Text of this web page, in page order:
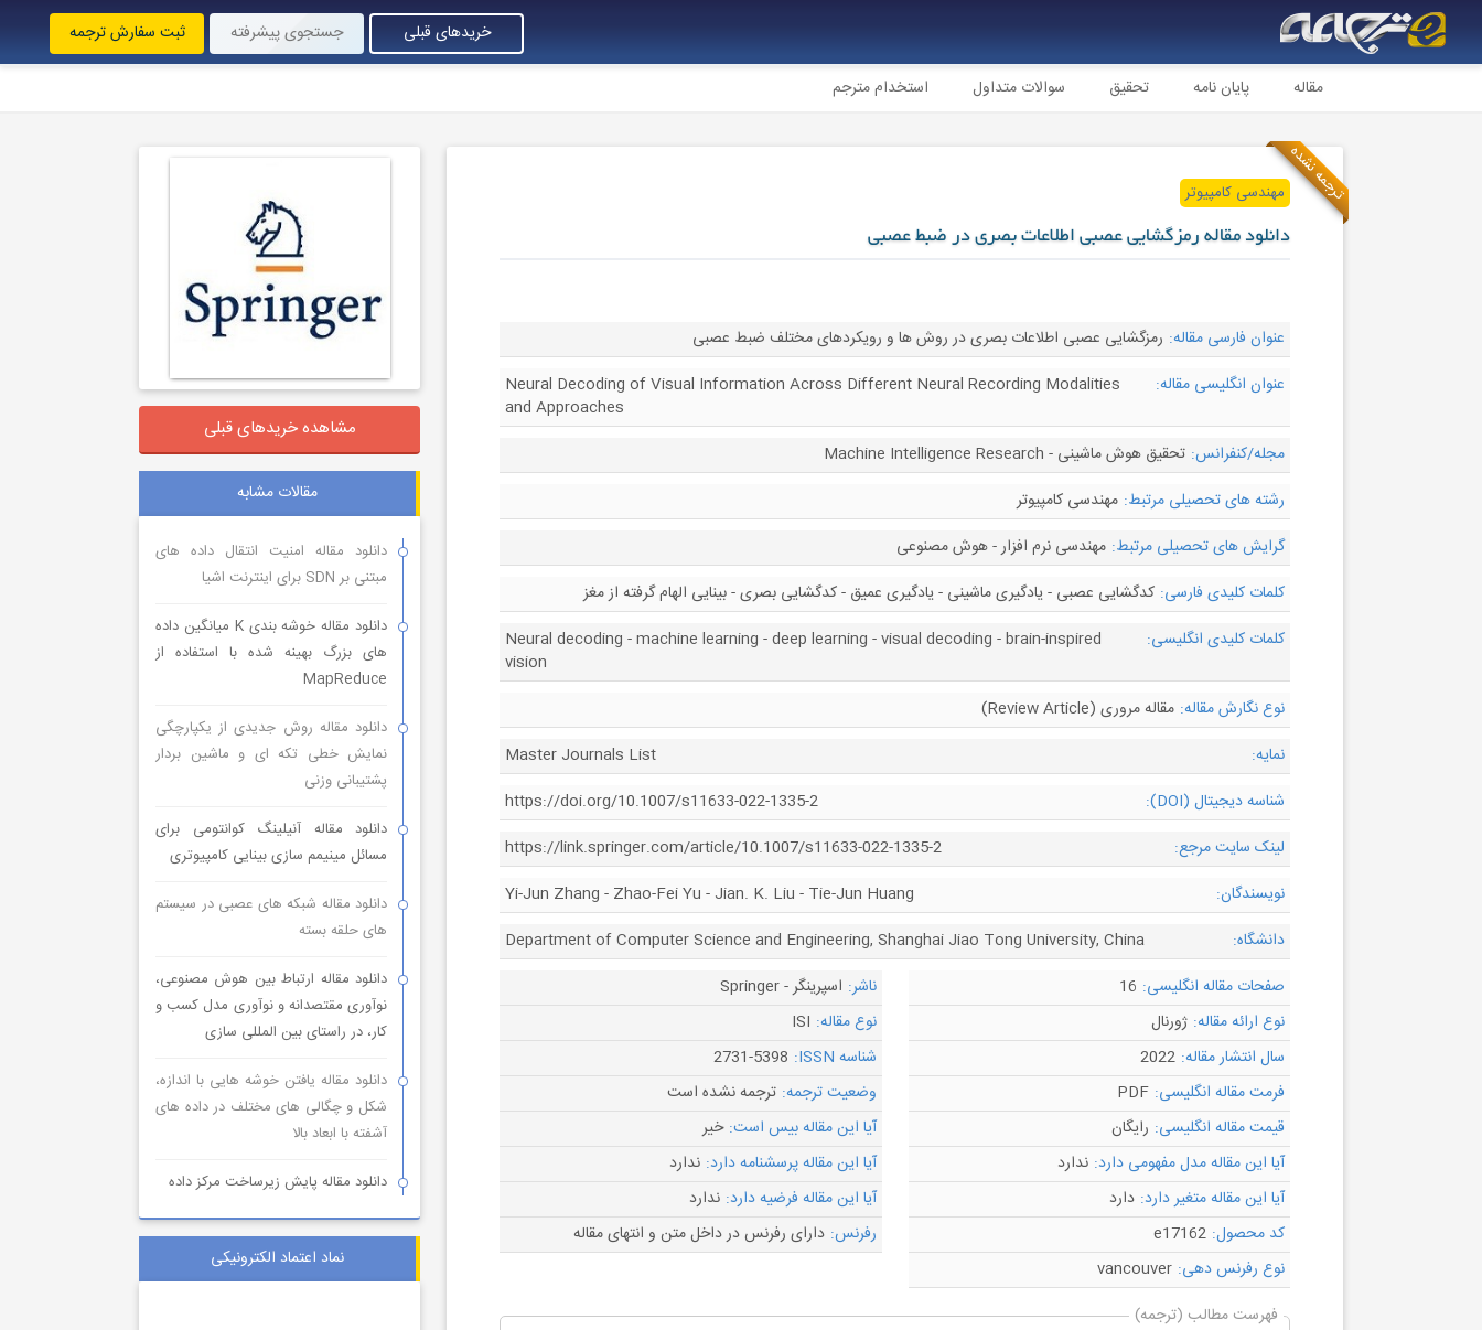
خریدهای قبلی جستجوی پیشرفته ثبت سفارش ترجمه
مقاله پایان نامه تحقیق سوالات متداول استخدام مترجم
ترجمه نشدهمهندسی کامپیوتر
دانلود مقاله رمزگشایی عصبی اطلاعات بصری در ضبط عصبی
عنوان فارسی مقاله: رمزگشایی عصبی اطلاعات بصری در روش ها و رویکردهای مختلف ضبط عصبی
عنوان انگلیسی مقاله:
Neural Decoding of Visual Information Across Different Neural Recording Modalities
and Approaches
مجله/کنفرانس: تحقیق هوش ماشینی - Machine Intelligence Research
رشته های تحصیلی مرتبط: مهندسی کامپیوتر
گرایش های تحصیلی مرتبط: مهندسی نرم افزار - هوش مصنوعی
کلمات کلیدی فارسی: کدگشایی عصبی - یادگیری ماشینی - یادگیری عمیق - کدگشایی بصری - بینایی الهام گرفته از مغز
کلمات کلیدی انگلیسی:
Neural decoding - machine learning - deep learning - visual decoding - brain-inspired
vision
نوع نگارش مقاله: مقاله مروری (Review Article)
نمایه:
Master Journals List
شناسه دیجیتال (DOI):
https://doi.org/10.1007/s11633-022-1335-2
لینک سایت مرجع:
https://link.springer.com/article/10.1007/s11633-022-1335-2
نویسندگان:
Yi-Jun Zhang - Zhao-Fei Yu - Jian. K. Liu - Tie-Jun Huang
دانشگاه:
Department of Computer Science and Engineering, Shanghai Jiao Tong University, China
صفحات مقاله انگلیسی: 16 ناشر: اسپرینگر - Springer
نوع ارائه مقاله: ژورنال نوع مقاله: ISI
سال انتشار مقاله: 2022 شناسه ISSN:
2731-5398
فرمت مقاله انگلیسی: PDF وضعیت ترجمه: ترجمه نشده است
قیمت مقاله انگلیسی: رایگان آیا این مقاله بیس است: خیر
آیا این مقاله مدل مفهومی دارد: ندارد آیا این مقاله پرسشنامه دارد: ندارد
آیا این مقاله متغیر دارد: دارد آیا این مقاله فرضیه دارد: ندارد
کد محصول: e17162 رفرنس: دارای رفرنس در داخل متن و انتهای مقاله
نوع رفرنس دهی: vancouver
فهرست مطالب (ترجمه)
مشاهده خریدهای قبلی
مقالات مشابه
دانلود مقاله امنیت انتقال داده های
مبتنی بر SDN برای اینترنت اشیا
دانلود مقاله خوشه بندی K میانگین داده
های بزرگ بهینه شده با استفاده از
MapReduce
دانلود مقاله روش جدیدی از یکپارچگی
نمایش خطی تکه ای و ماشین بردار
پشتیبانی وزنی
دانلود مقاله آنیلینگ کوانتومی برای
مسائل مینیمم سازی بینایی کامپیوتری
دانلود مقاله شبکه های عصبی در سیستم
های حلقه بسته
دانلود مقاله ارتباط بین هوش مصنوعی،
نوآوری مقتصدانه و نوآوری مدل کسب و
کار، در راستای بین المللی سازی
دانلود مقاله یافتن خوشه هایی با اندازه،
شکل و چگالی های مختلف در داده های
آشفته با ابعاد بالا
دانلود مقاله پایش زیرساخت مرکز داده
نماد اعتماد الکترونیکی